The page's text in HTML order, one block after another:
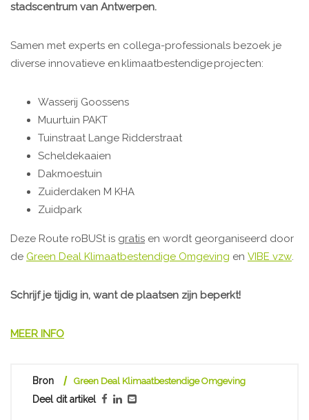
stadscentrum van Antwerpen.
Samen met experts en collega-professionals bezoek je
diverse innovatieve en klimaatbestendige projecten:
Wasserij Goossens
Muurtuin PAKT
Tuinstraat Lange Ridderstraat
Scheldekaaien
Dakmoestuin
Zuiderdaken M KHA
Zuidpark
Deze Route roBUSt is gratis en wordt georganiseerd door
de Green Deal Klimaatbestendige Omgeving en VIBE vzw.
Schrijf je tijdig in, want de plaatsen zijn beperkt!
MEER INFO
Bron Green Deal Klimaatbestendige Omgeving
Deel dit artikel